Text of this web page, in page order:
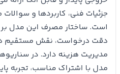
جزئیات فنی، کاربردها و
است. ساختار مصرف این مدل بر
دقت درخواست، نقش مستقیم
مدیریت هزینه دارد. در
مدل با اشتراک مناسب، تجربه